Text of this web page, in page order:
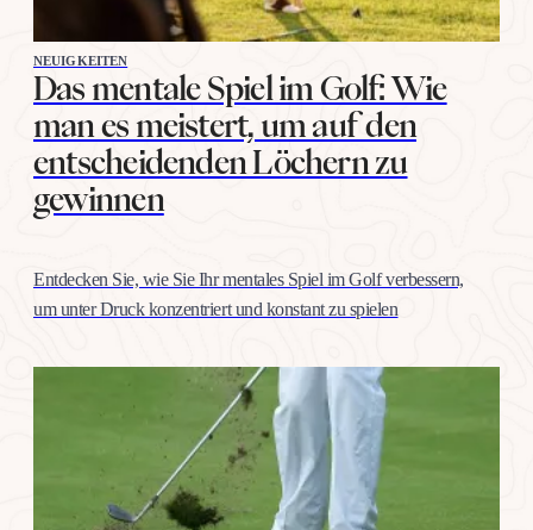
NEUIGKEITEN
Das mentale Spiel im Golf: Wie
man es meistert, um auf den
entscheidenden Löchern zu
gewinnen
Entdecken Sie, wie Sie Ihr mentales Spiel im Golf verbessern,
um unter Druck konzentriert und konstant zu spielen